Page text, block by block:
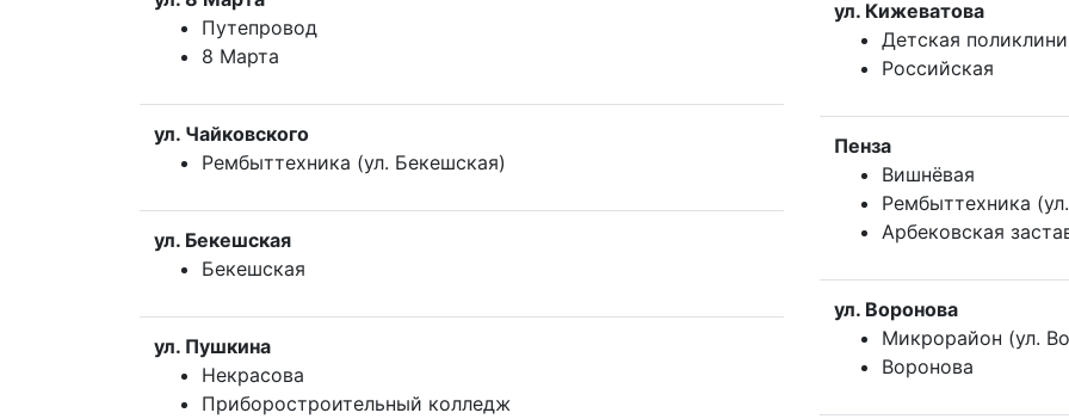
Путепровод
8 Марта
ул. Чайковского
Рембыттехника (ул. Бекешская)
ул. Бекешская
Бекешская
ул. Пушкина
Некрасова
Приборостроительный колледж
ул. Кижеватова
Детская
Российская
Пенза
Вишнёвая
Рембыттехника
Арбековская
ул. Воронова
Микрорайон (ул.
Воронова